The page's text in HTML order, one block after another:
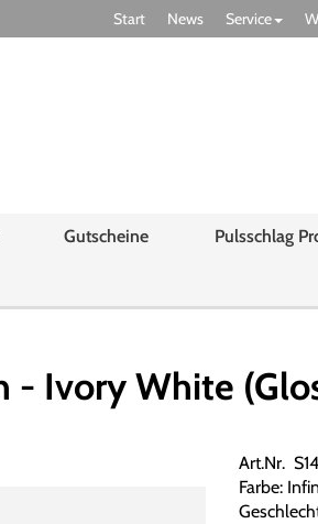
Start News Service
Gutscheine Pulsschlag
- Ivory White
Art.Nr.
Farbe: